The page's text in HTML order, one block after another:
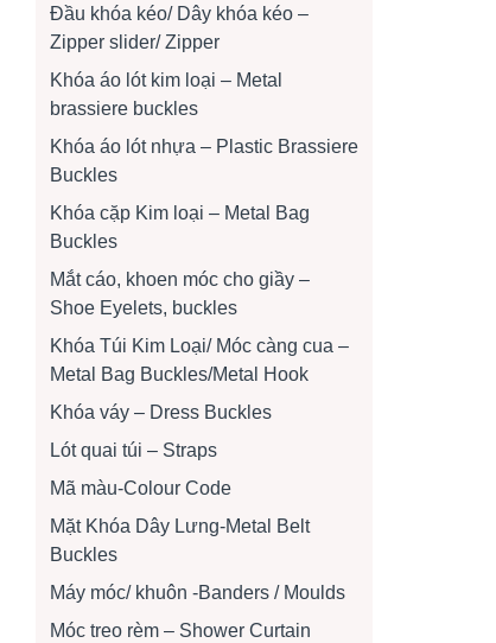
Đầu khóa kéo/ Dây khóa kéo –
Zipper slider/ Zipper
Khóa áo lót kim loại – Metal
brassiere buckles
Khóa áo lót nhựa – Plastic Brassiere
Buckles
Khóa cặp Kim loại – Metal Bag
Buckles
Mắt cáo, khoen móc cho giầy –
Shoe Eyelets, buckles
Khóa Túi Kim Loại/ Móc càng cua –
Metal Bag Buckles/Metal Hook
Khóa váy – Dress Buckles
Lót quai túi – Straps
Mã màu-Colour Code
Mặt Khóa Dây Lưng-Metal Belt
Buckles
Máy móc/ khuôn -Banders / Moulds
Móc treo rèm – Shower Curtain